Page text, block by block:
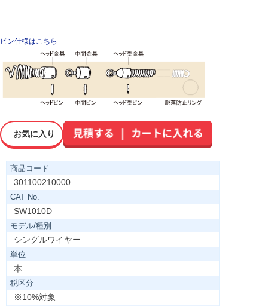
ピン仕様はこちら
お気に入り
商品コード
301100210000
CAT No.
SW1010D
モデル/種別
シングルワイヤー
単位
本
税区分
※10%対象